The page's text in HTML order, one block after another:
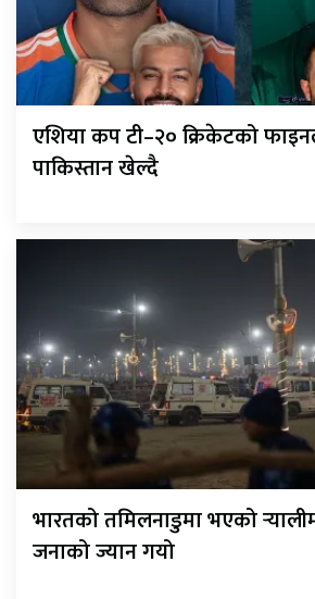
एशिया कप टी–२० क्रिकेटको
पाकिस्तान खेल्दै
भारतको तमिलनाडुमा भएको
जनाको ज्यान गयो